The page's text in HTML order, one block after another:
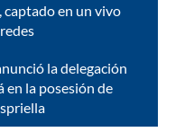
captado en un vivo
la delegación
en la posesión de